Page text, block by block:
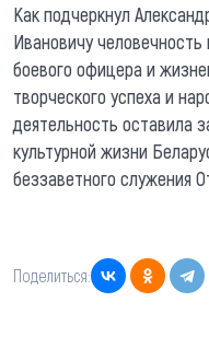
Как подчеркнул
Ивановичу
боевого офицера и
творческого успеха и
деятельность оставила
культурной жизни
беззаветного служения
Поделиться: